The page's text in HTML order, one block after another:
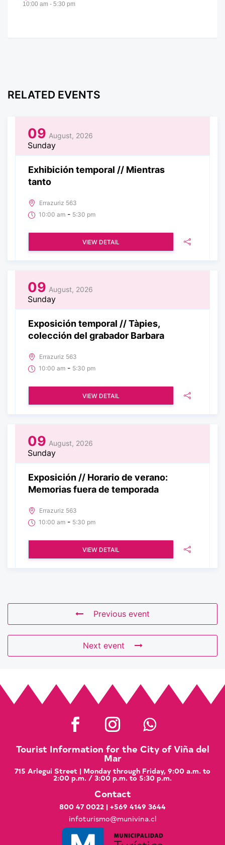
10:00 am - 5:30 pm
RELATED EVENTS
09 August, 2026
Sunday
Exhibición temporal // Mientras
tanto
Errazuriz 563
10:00 am - 5:30 pm
VIEW DETAIL
09 August, 2026
Sunday
Exposición temporal // Tàpies,
colección del grabador Barbara
Errazuriz 563
10:00 am - 5:30 pm
VIEW DETAIL
09 August, 2026
Sunday
Exposición // Horario de verano:
Memorias fuera de temporada
Errazuriz 563
10:00 am - 5:30 pm
VIEW DETAIL
Previous event
Next event
Tourist Information for the City of Viña del
Mar
715 Arlegui Street | Monday through Friday, 9:00 a.m. to
2:00 p.m. / 3:00 p.m. to 5:30 p.m.
Contact
800 47 0022 | +569 4149 3644
infoturismo@munivina.cl